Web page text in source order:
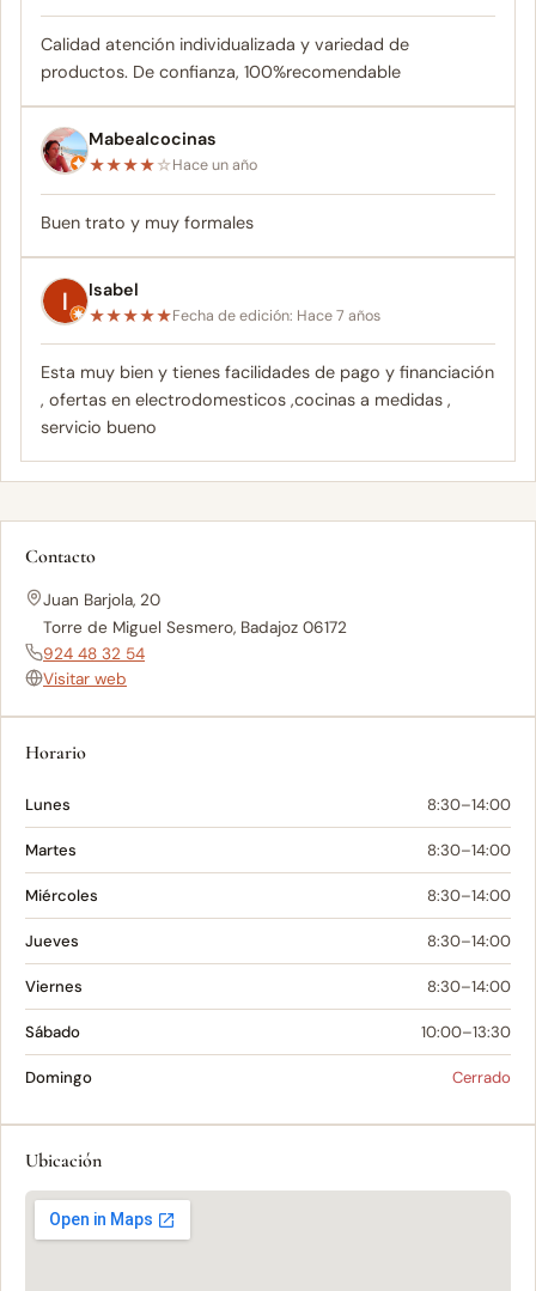
Calidad atención individualizada y variedad de
productos. De confianza, 100%recomendable
Mabealcocinas
★★★★☆Hace un año
Buen trato y muy formales
Isabel
★★★★★Fecha de edición: Hace 7 años
Esta muy bien y tienes facilidades de pago y financiación
, ofertas en electrodomesticos ,cocinas a medidas ,
servicio bueno
Contacto
Juan Barjola, 20
Torre de Miguel Sesmero, Badajoz 06172
924 48 32 54
Visitar web
Horario
Lunes 8:30–14:00
Martes 8:30–14:00
Miércoles 8:30–14:00
Jueves 8:30–14:00
Viernes 8:30–14:00
Sábado 10:00–13:30
Domingo Cerrado
Ubicación